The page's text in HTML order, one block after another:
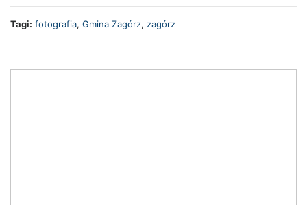
Tagi: fotografia, Gmina Zagórz, zagórz